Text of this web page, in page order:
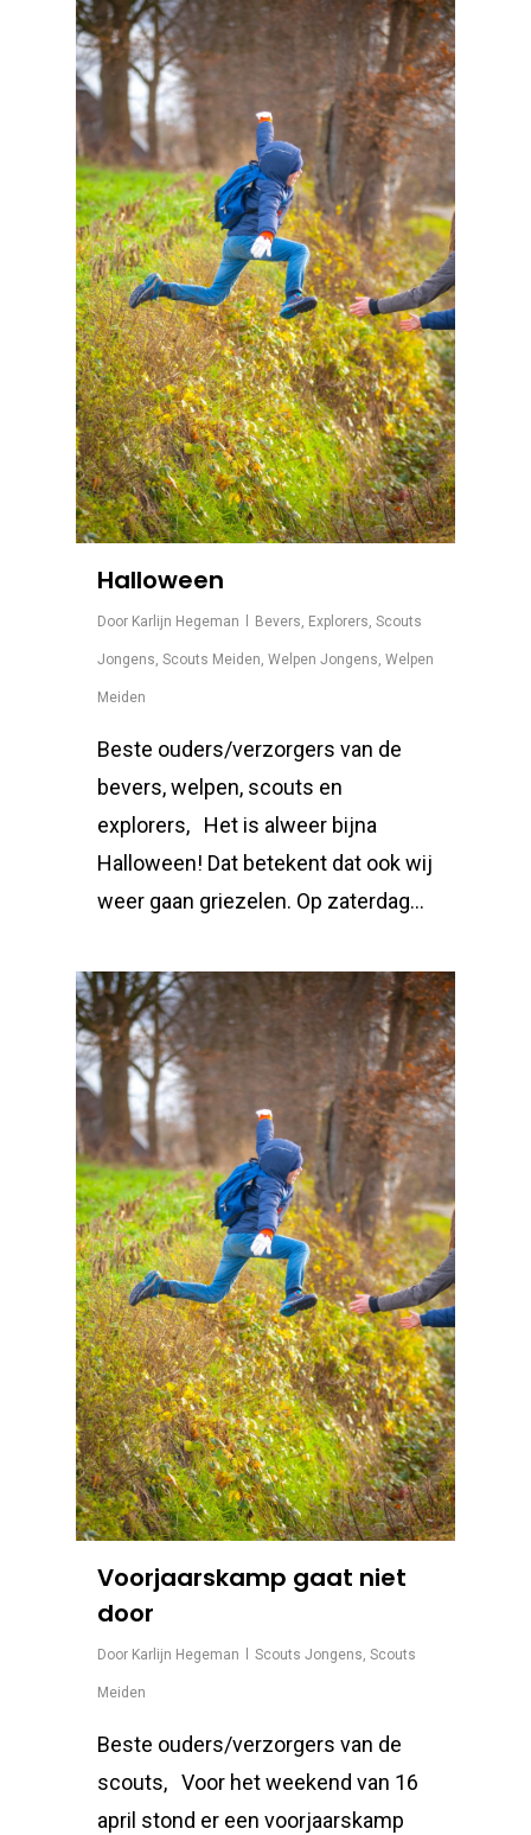
Halloween
Door Karlijn Hegeman Bevers, Explorers, Scouts
Jongens, Scouts Meiden, Welpen Jongens, Welpen
Meiden
Beste ouders/verzorgers van de
bevers, welpen, scouts en
explorers, Het is alweer bijna
Halloween! Dat betekent dat ook wij
weer gaan griezelen. Op zaterdag…
Voorjaarskamp gaat niet
door
Door Karlijn Hegeman Scouts Jongens, Scouts
Meiden
Beste ouders/verzorgers van de
scouts, Voor het weekend van 16
april stond er een voorjaarskamp